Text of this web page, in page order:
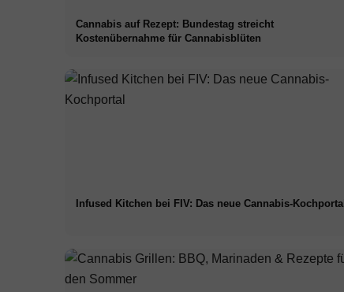
Cannabis auf Rezept: Bundestag streicht
Kostenübernahme für Cannabisblüten
Infused Kitchen bei FIV: Das neue Cannabis-Kochportal